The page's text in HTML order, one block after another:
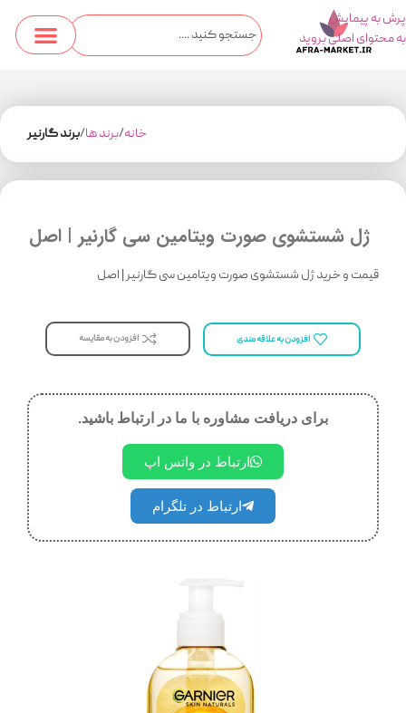
پرش به پیمایش
به محتوای اصلی بروید
خانه برند ها برند گارنیر
ژل شستشوی صورت ویتامین سی گارنیر | اصل
قیمت و خرید ژل شستشوی صورت ویتامین سی گارنیر | اصل
افزودن به علاقه مندی افزودن به مقایسه
برای دریافت مشاوره با ما در ارتباط باشید.
ارتباط در واتس اپ
ارتباط در تلگرام